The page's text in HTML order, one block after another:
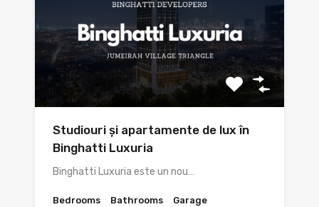
Studiouri și apartamente de lux în
Binghatti Luxuria
Binghatti Luxuria este un nou…
Bedrooms Bathrooms Garage